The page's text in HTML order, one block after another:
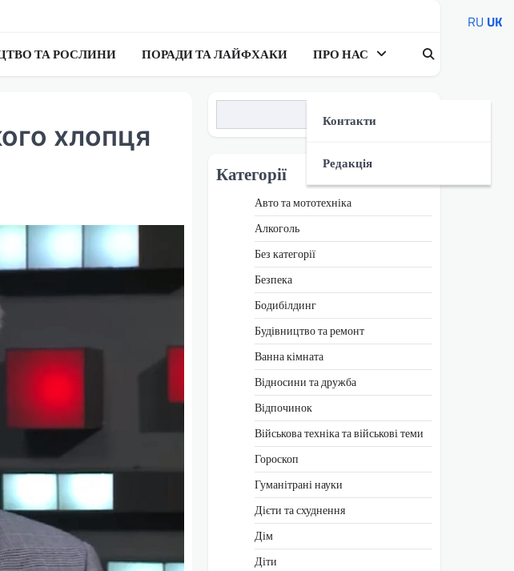
ТА РОСЛИНИ ПОРАДИ ТА ЛАЙФХАКИ ПРО НАС
Контакти
Редакція
хлопця
Категорії
Авто та мототехніка
Алкоголь
Без категорії
Безпека
Бодибілдинг
Будівництво та ремонт
Ванна кімната
Відносини та дружба
Відпочинок
Військова техніка та військові теми
Гороскоп
Гуманітрані науки
Дієти та схуднення
Дім
Діти
RU UK